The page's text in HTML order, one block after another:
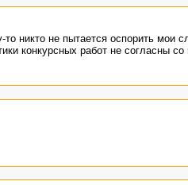
теме. Гораздо важнее изложенных
тот или иной процесс, или
своими навыками готовки блюда
таких же не бывает? Э! А почему это
через раз и грустно ожидать
критикам. И даже в
классе проверяют сочинения про
никто не пытается оспорить мои
конкурсных работ не согласны со